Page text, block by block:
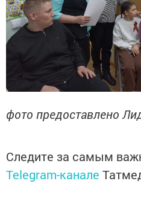
фото предоставлено
Следите за самым
Telegram-канале